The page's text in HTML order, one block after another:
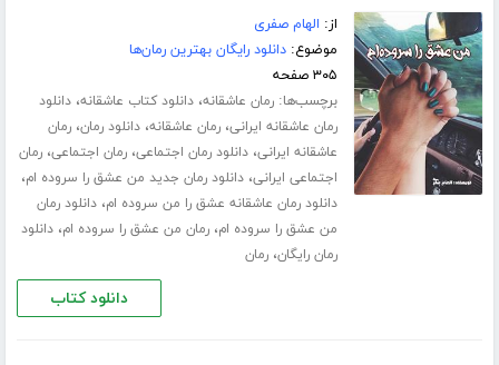
از: الهام صفری
موضوع:دانلود رایگان بهترین رمان‌ها
۳۰۵ صفحه
برچسب‌ها:رمان عاشقانه،دانلود کتاب عاشقانه،دانلود
رمان عاشقانه ایرانی،رمان عاشقانه،دانلود رمان،رمان
عاشقانه ایرانی،دانلود رمان اجتماعی،رمان اجتماعی،رمان
اجتماعی ایرانی،دانلود رمان جدید من عشق را سروده ام،
دانلود رمان عاشقانه عشق را من سروده ام،دانلود رمان
من عشق را سروده ام،رمان من عشق را سروده ام،دانلود
رمان رایگان،رمان
دانلود کتاب